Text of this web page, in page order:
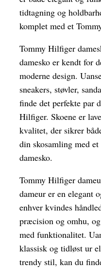
tidtagning og
komplet med et
Tommy Hilfiger
damesko er kendt for
moderne design.
sneakers, støvler,
finde det perfekte par
Hilfiger. Skoene er
kvalitet, der sikrer
din skosamling med
damesko.
Tommy Hilfiger
dameur er en elegant
enhver kvindes
præcision og omhu,
med funktionalitet.
klassisk og tidløst ur
trendy stil, kan du